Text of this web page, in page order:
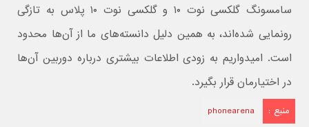
سامسونگ گلکسی نوت ۱۰ و گلکسی نوت ۱۰ پلاس به تازگی
رونمایی شده‌اند، به همین دلیل دانسته‌های ما از آن‌ها محدود
است. امیدواریم به زودی اطلاعات بیشتری درباره دوربین آن‌ها
در اختیارمان قرار بگیرد.
منبع : phonearena